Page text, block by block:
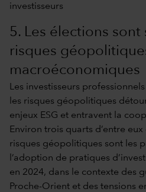
5. Les élections sont
risques
macroéconomiques
Les investisseurs
les risques géopolitiques
enjeux ESG et entravent la
Environ trois quarts d’entre
risques géopolitiques sont les
l’adoption de pratiques
en 2024, dans le contexte des
Proche-Orient et des tensions